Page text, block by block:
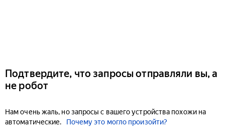
Подтвердите, что запросы отправляли вы, а
не робот
Нам очень жаль, но запросы с вашего устройства похожи на
автоматические.
Почему это могло произойти?